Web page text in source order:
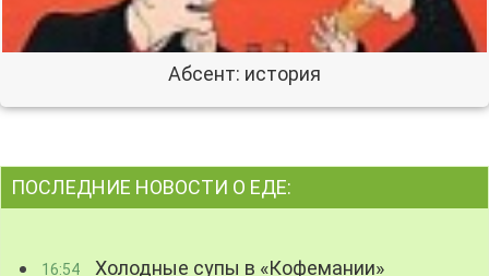
Абсент: история
ПОСЛЕДНИЕ НОВОСТИ О ЕДЕ:
16:54 Холодные супы в «Кофемании»